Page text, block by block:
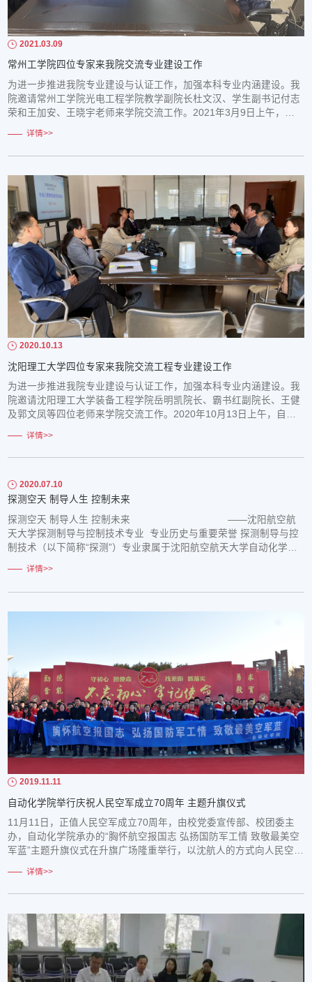
2021.03.09
常州工学院四位专家来我院交流专业建设工作
为进一步推进我院专业建设与认证工作，加强本科专业内涵建设。我
院邀请常州工学院光电工程学院教学副院长杜文汉、学生副书记付志
荣和王加安、王晓宇老师来学院交流工作。2021年3月9日上午，自
室张红梅主任、辅导办周永乐老师，接待了常州工学院的四位同行专
家。首先，双方对各自学校、学院的情况做了简要的介绍。其后，双
详情>>
2020.10.13
沈阳理工大学四位专家来我院交流工程专业建设工作
为进一步推进我院专业建设与认证工作，加强本科专业内涵建设。我
院邀请沈阳理工大学装备工程学院岳明凯院长、霸书红副院长、王健
及郭文凤等四位老师来学院交流工作。2020年10月13日上午，自动
红梅主任、卢艳军教授，接待了沈阳理工大学的四位同行专家。首
先，双方对各自学校、学院的情况做了简要的介绍。其后，双方就兵
详情>>
2020.07.10
探测空天 制导人生 控制未来
探测空天 制导人生 控制未来 ——沈阳航空航
天大学探测制导与控制技术专业 专业历史与重要荣誉 探测制导与控
制技术（以下简称“探测”）专业隶属于沈阳航空航天大学自动化学
工程教育，积极推进具有专业特色的卓越工程师培养模式。2014年7
详情>>
2019.11.11
自动化学院举行庆祝人民空军成立70周年 主题升旗仪式
11月11日，正值人民空军成立70周年，由校党委宣传部、校团委主
办，自动化学院承办的“胸怀航空报国志 弘扬国防军工情 致敬最美空
军蓝”主题升旗仪式在升旗广场隆重举行，以沈航人的方式向人民空军
新、党委书记石峰、副院长席剑辉、副院长孟光磊，教师代表，辅导
员，2019级学生和尖兵队员共300余人参加了升旗仪式。活动由自动
详情>>